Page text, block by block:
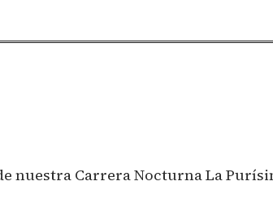
nuestra Carrera Nocturna La